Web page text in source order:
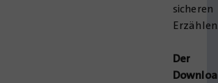
sicheren
Der